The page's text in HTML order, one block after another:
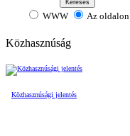
WWW Az oldalon
Közhasznúság
Közhasznúsági jelentés